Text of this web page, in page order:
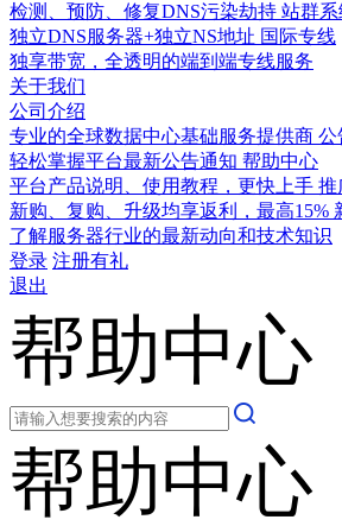
检测、预防、修复DNS污染劫持 站群系
独立DNS服务器+独立NS地址 国际专线
独享带宽，全透明的端到端专线服务
关于我们
公司介绍
专业的全球数据中心基础服务提供商 公
轻松掌握平台最新公告通知 帮助中心
平台产品说明、使用教程，更快上手 推
新购、复购、升级均享返利，最高15%
了解服务器行业的最新动向和技术知识
登录 注册有礼
退出
帮助中心
帮助中心